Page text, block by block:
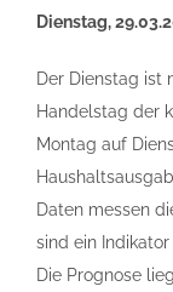
Dienstag,
Der Dienstag ist
Handelstag der
Montag auf
Daten messen
sind ein
Die Prognose